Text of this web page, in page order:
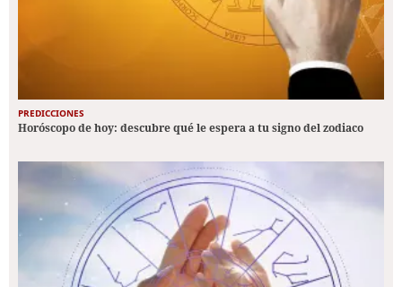
PREDICCIONES
Horóscopo de hoy: descubre qué le espera a tu signo del zodiaco